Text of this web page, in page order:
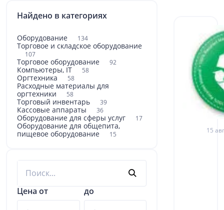
Найдено в категориях
Оборудование 134
Торговое и складское оборудование
107
Торговое оборудование 92
Компьютеры, IT 58
Оргтехника 58
Расходные материалы для
оргтехники
58
Торговый инвентарь 39
Кассовые аппараты 36
Оборудование для сферы услуг 17
Оборудование для общепита,
пищевое оборудование
15
Цена от до
15